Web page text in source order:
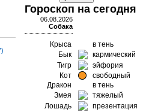
Гороскоп на сегодня
06.08.2026
Собака
Крыса
в тень
Бык
кармический
Тигр
эйфория
Кот
свободный
Дракон
в тень
Змея
тяжелый
Лошадь
презентация